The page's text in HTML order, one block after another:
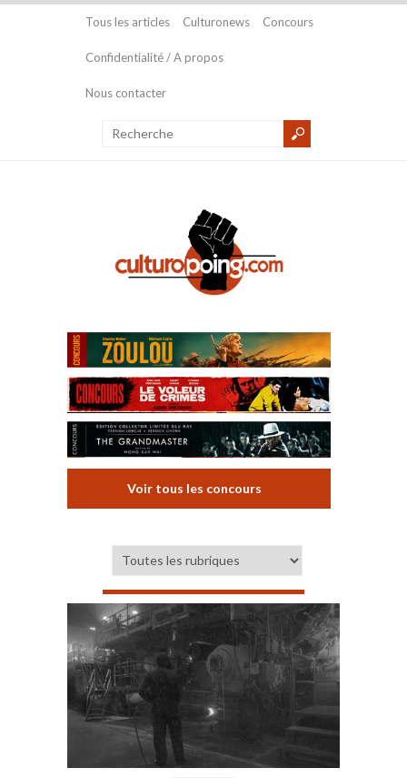
Tous les articles Culturonews Concours
Confidentialité / A propos
Nous contacter
Voir tous les concours